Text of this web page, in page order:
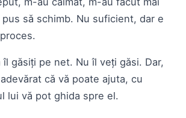
să schimb. Nu suficient, dar e
îl găsiți pe net. Nu îl veți găsi. Dar,
că vă poate ajuta, cu
lui vă pot ghida spre el.